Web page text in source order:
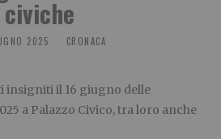
civiche
2025 CRONACA
insigniti il 16 giugno delle
a Palazzo Civico, tra loro anche